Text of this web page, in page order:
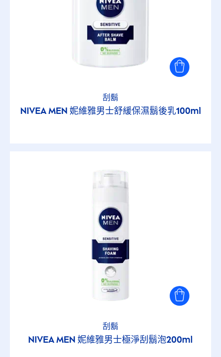
刮鬍
NIVEA MEN 妮維雅男士舒緩保濕鬍後乳100ml
刮鬍
NIVEAMEN 妮維雅男士極淨刮鬍泡200ml